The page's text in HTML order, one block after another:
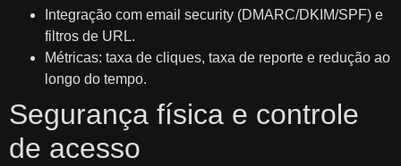
Integração com email security (DMARC/DKIM/SPF) e
filtros de URL.
Métricas: taxa de cliques, taxa de reporte e redução ao
longo do tempo.
Segurança física e controle
de acesso